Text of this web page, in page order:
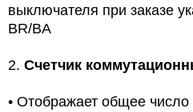
выключателя при заказе
BR/BA
2. Счетчик
• Отображает общее